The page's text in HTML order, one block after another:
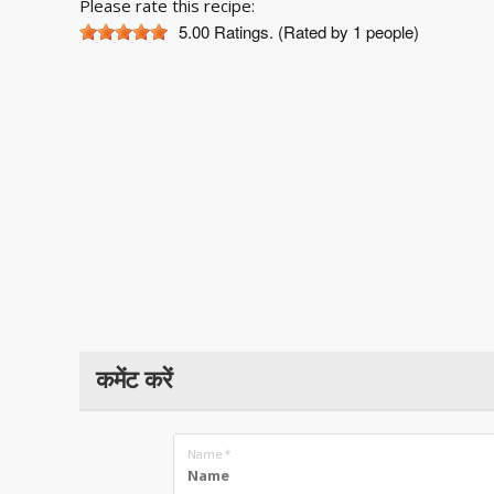
Please rate this recipe:
5.00 Ratings. (Rated by 1 people)
कमेंट करें
Name *